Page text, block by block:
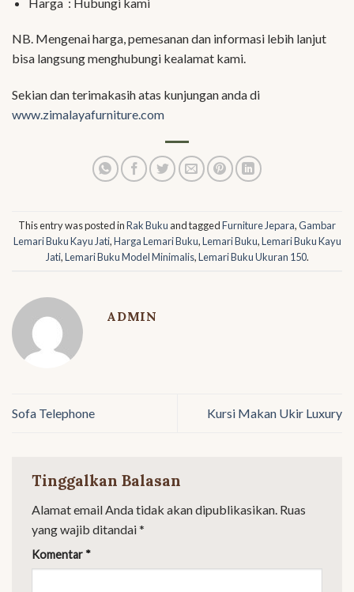
NB. Mengenai harga, pemesanan dan informasi lebih lanjut
bisa langsung menghubungi kealamat kami.
Sekian dan terimakasih atas kunjungan anda di
www.zimalayafurniture.com
This entry was posted inRak Buku and taggedFurniture Jepara,Gambar
Lemari Buku Kayu Jati,Harga Lemari Buku,Lemari Buku,Lemari Buku Kayu
Jati,Lemari Buku Model Minimalis,Lemari Buku Ukuran 150.
ADMIN
Sofa Telephone Kursi Makan Ukir Luxury
Tinggalkan Balasan
Alamat email Anda tidak akan dipublikasikan. Ruas
yang wajib ditandai*
Komentar *